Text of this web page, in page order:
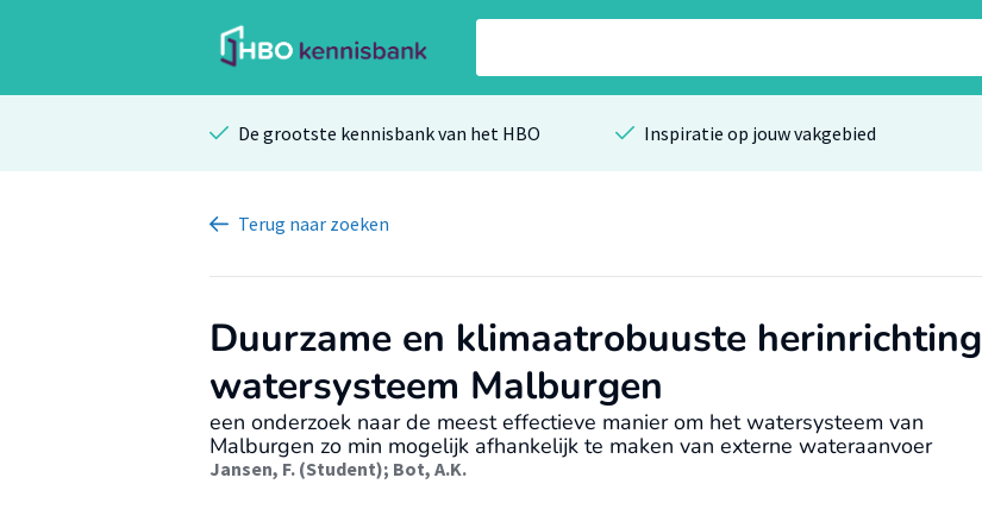
De grootste kennisbank van het HBO Inspiratie op jouw vakgebied
Terug naar zoeken
Duurzame en klimaatrobuuste herinrichting
watersysteem Malburgen
een onderzoek naar de meest effectieve manier om het watersysteem van
Malburgen zo min mogelijk afhankelijk te maken van externe wateraanvoer
Jansen, F. (Student); Bot, A.K.